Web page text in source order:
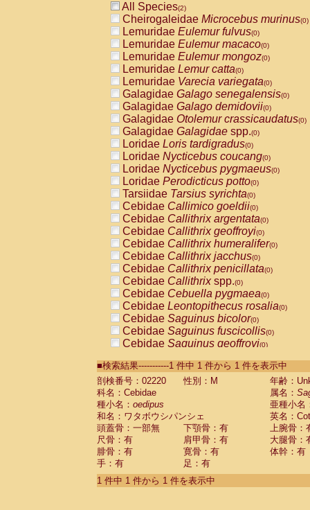
All Species(2)
Cheirogaleidae Microcebus murinus(0)
Lemuridae Eulemur fulvus(0)
Lemuridae Eulemur macaco(0)
Lemuridae Eulemur mongoz(0)
Lemuridae Lemur catta(0)
Lemuridae Varecia variegata(0)
Galagidae Galago senegalensis(0)
Galagidae Galago demidovii(0)
Galagidae Otolemur crassicaudatus(0)
Galagidae Galagidae spp.(0)
Loridae Loris tardigradus(0)
Loridae Nycticebus coucang(0)
Loridae Nycticebus pygmaeus(0)
Loridae Perodicticus potto(0)
Tarsiidae Tarsius syrichta(0)
Cebidae Callimico goeldii(0)
Cebidae Callithrix argentata(0)
Cebidae Callithrix geoffroyi(0)
Cebidae Callithrix humeralifer(0)
Cebidae Callithrix jacchus(0)
Cebidae Callithrix penicillata(0)
Cebidae Callithrixspp.(0)
Cebidae Cebuella pygmaea(0)
Cebidae Leontopithecus rosalia(0)
Cebidae Saguinus bicolor(0)
Cebidae Saguinus fuscicollis(0)
Cebidae Saguinus geoffroyi(0)
CebidaeSaguinus labiatus(0)
Cebidae Saguinus leucopus (0)
Cebidae
Cebidae
CebidaeSaguinus nigricollis (1)
Cebidae Saguinus oedipus
Cebidae Saguinus weddelli
Cebidae Saguinusspp.
Cebidae Aotus trivirgatus
Cebidae Cebus albifrons
■検索結果-----------1 件中 1 件から 1 件を表示中
剖検番号：02220
性別：M
年齢：
科名：Cebidae
属名：
種小名： oedipus
亜種小名
和名：ワタボウシパンシェ
英名：
頭蓋骨：一部無
下顎骨：有
上腕骨：
尺骨：有
肩甲骨：有
大腿骨：
腓骨：有
寛骨：有
体幹：有
手：有
足：有
1 件中 1 件から 1 件を表示中